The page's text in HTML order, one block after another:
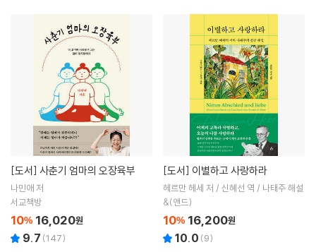
[도서] 사춘기 엄마의 오장육부
나민애 저
서교책방
10% 16,020원
9.7 (147)
[도서] 이별하고 사랑하라
헤르만 헤세 저 / 신혜선 역 / 나태주 해설
&(앤드)
10% 16,200원
10.0 (9)